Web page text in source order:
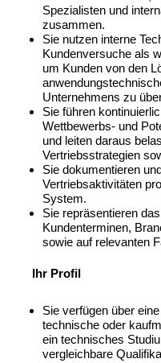
Spezialisten und
zusammen.
Sie nutzen interne
Kundenversuche als
um Kunden von den
Unternehmens zu
Sie führen
Wettbewerbs- und
und leiten daraus
Vertriebsstrategien
Sie dokumentieren
Vertriebsaktivitäten
System.
Sie repräsentieren
Kundenterminen,
sowie auf relevanten
Ihr Profil
Sie verfügen über
technische oder
ein technisches
vergleichbare